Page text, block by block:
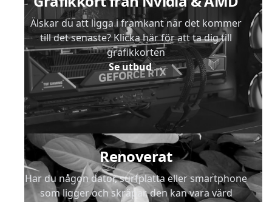
Älskar du att ligga i framkant när det kommer
till det senaste? Klicka här för att ta dig till
grafikkorten
Se utbud→
Renoverat
Har du någon dator, surfplatta eller smartphone
som ligger och skräpar, den kan vara värd